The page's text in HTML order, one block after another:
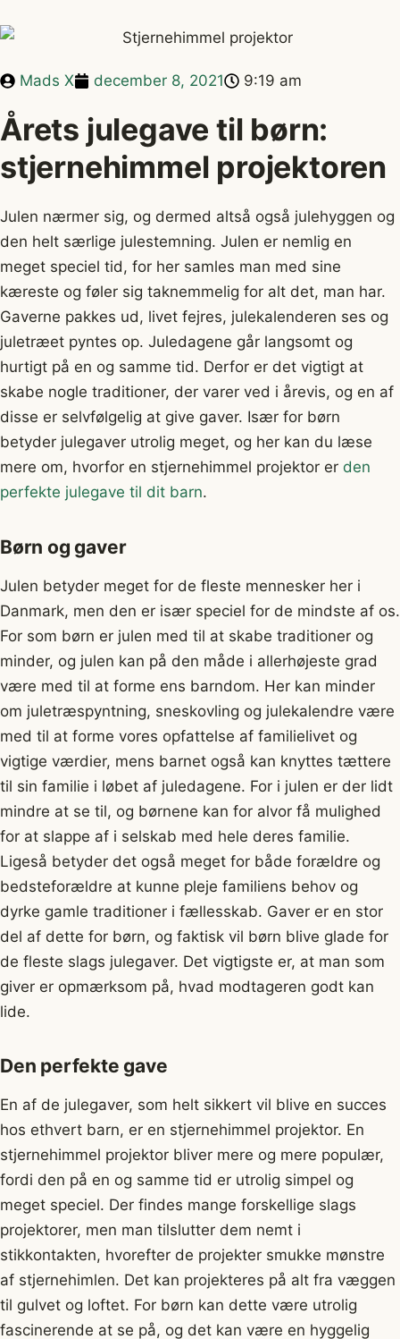
Mads X december 8, 2021 9:19 am
Årets julegave til børn:
stjernehimmel projektoren
Julen nærmer sig, og dermed altså også julehyggen og
den helt særlige julestemning. Julen er nemlig en
meget speciel tid, for her samles man med sine
kæreste og føler sig taknemmelig for alt det, man har.
Gaverne pakkes ud, livet fejres, julekalenderen ses og
juletræet pyntes op. Juledagene går langsomt og
hurtigt på en og samme tid. Derfor er det vigtigt at
skabe nogle traditioner, der varer ved i årevis, og en af
disse er selvfølgelig at give gaver. Især for børn
betyder julegaver utrolig meget, og her kan du læse
mere om, hvorfor en stjernehimmel projektor er den
perfekte julegave til dit barn.
Børn og gaver
Julen betyder meget for de fleste mennesker her i
Danmark, men den er især speciel for de mindste af os.
For som børn er julen med til at skabe traditioner og
minder, og julen kan på den måde i allerhøjeste grad
være med til at forme ens barndom. Her kan minder
om juletræspyntning, sneskovling og julekalendre være
med til at forme vores opfattelse af familielivet og
vigtige værdier, mens barnet også kan knyttes tættere
til sin familie i løbet af juledagene. For i julen er der lidt
mindre at se til, og børnene kan for alvor få mulighed
for at slappe af i selskab med hele deres familie.
Ligeså betyder det også meget for både forældre og
bedsteforældre at kunne pleje familiens behov og
dyrke gamle traditioner i fællesskab. Gaver er en stor
del af dette for børn, og faktisk vil børn blive glade for
de fleste slags julegaver. Det vigtigste er, at man som
giver er opmærksom på, hvad modtageren godt kan
lide.
Den perfekte gave
En af de julegaver, som helt sikkert vil blive en succes
hos ethvert barn, er en stjernehimmel projektor. En
stjernehimmel projektor bliver mere og mere populær,
fordi den på en og samme tid er utrolig simpel og
meget speciel. Der findes mange forskellige slags
projektorer, men man tilslutter dem nemt i
stikkontakten, hvorefter de projekter smukke mønstre
af stjernehimlen. Det kan projekteres på alt fra væggen
til gulvet og loftet. For børn kan dette være utrolig
fascinerende at se på, og det kan være en hyggelig